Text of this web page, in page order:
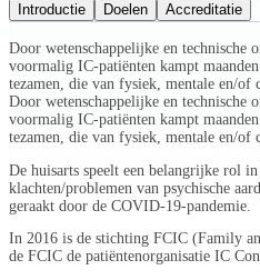
Introductie
Doelen Accreditatie
Door wetenschappelijke en technische
voormalig IC-patiënten kampt
tezamen, die van fysiek, mentale en/of
Door wetenschappelijke en technische
voormalig IC-patiënten kampt
tezamen, die van fysiek, mentale en/of
De huisarts speelt een belangrijke rol
klachten/problemen van psychische
geraakt door de COVID-19-pandemie.
In 2016 is de stichting FCIC (Family
de FCIC de patiëntenorganisatie IC